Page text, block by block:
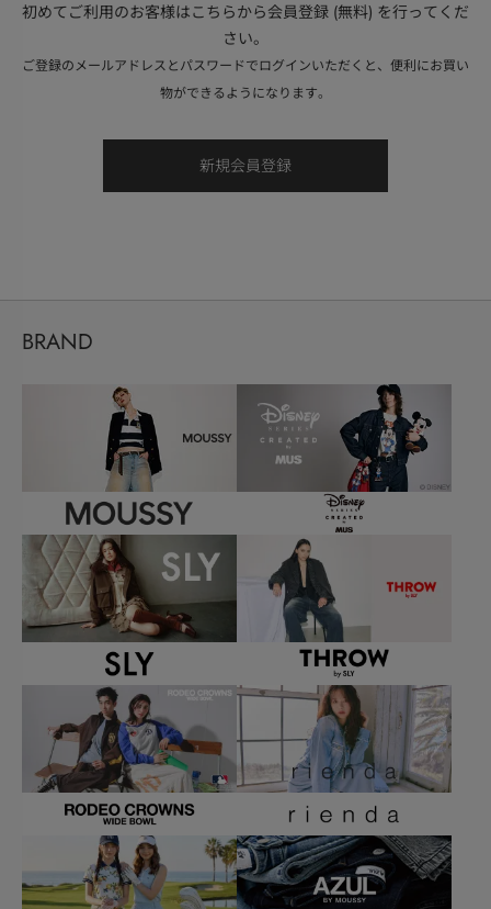
初めてご利用のお客様はこちらから会員登録 (無料) を行ってくだ
さい。
ご登録のメールアドレスとパスワードでログインいただくと、便利にお買い
物ができるようになります。
BRAND